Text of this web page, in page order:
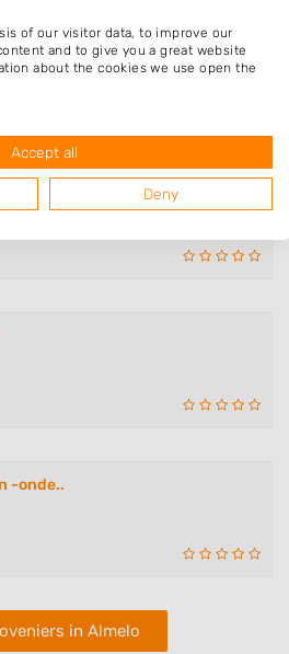
-onde..
in Almelo
of our visitor data, to improve our
and to give you a great website
about the cookies we use open the
Accept all
Deny